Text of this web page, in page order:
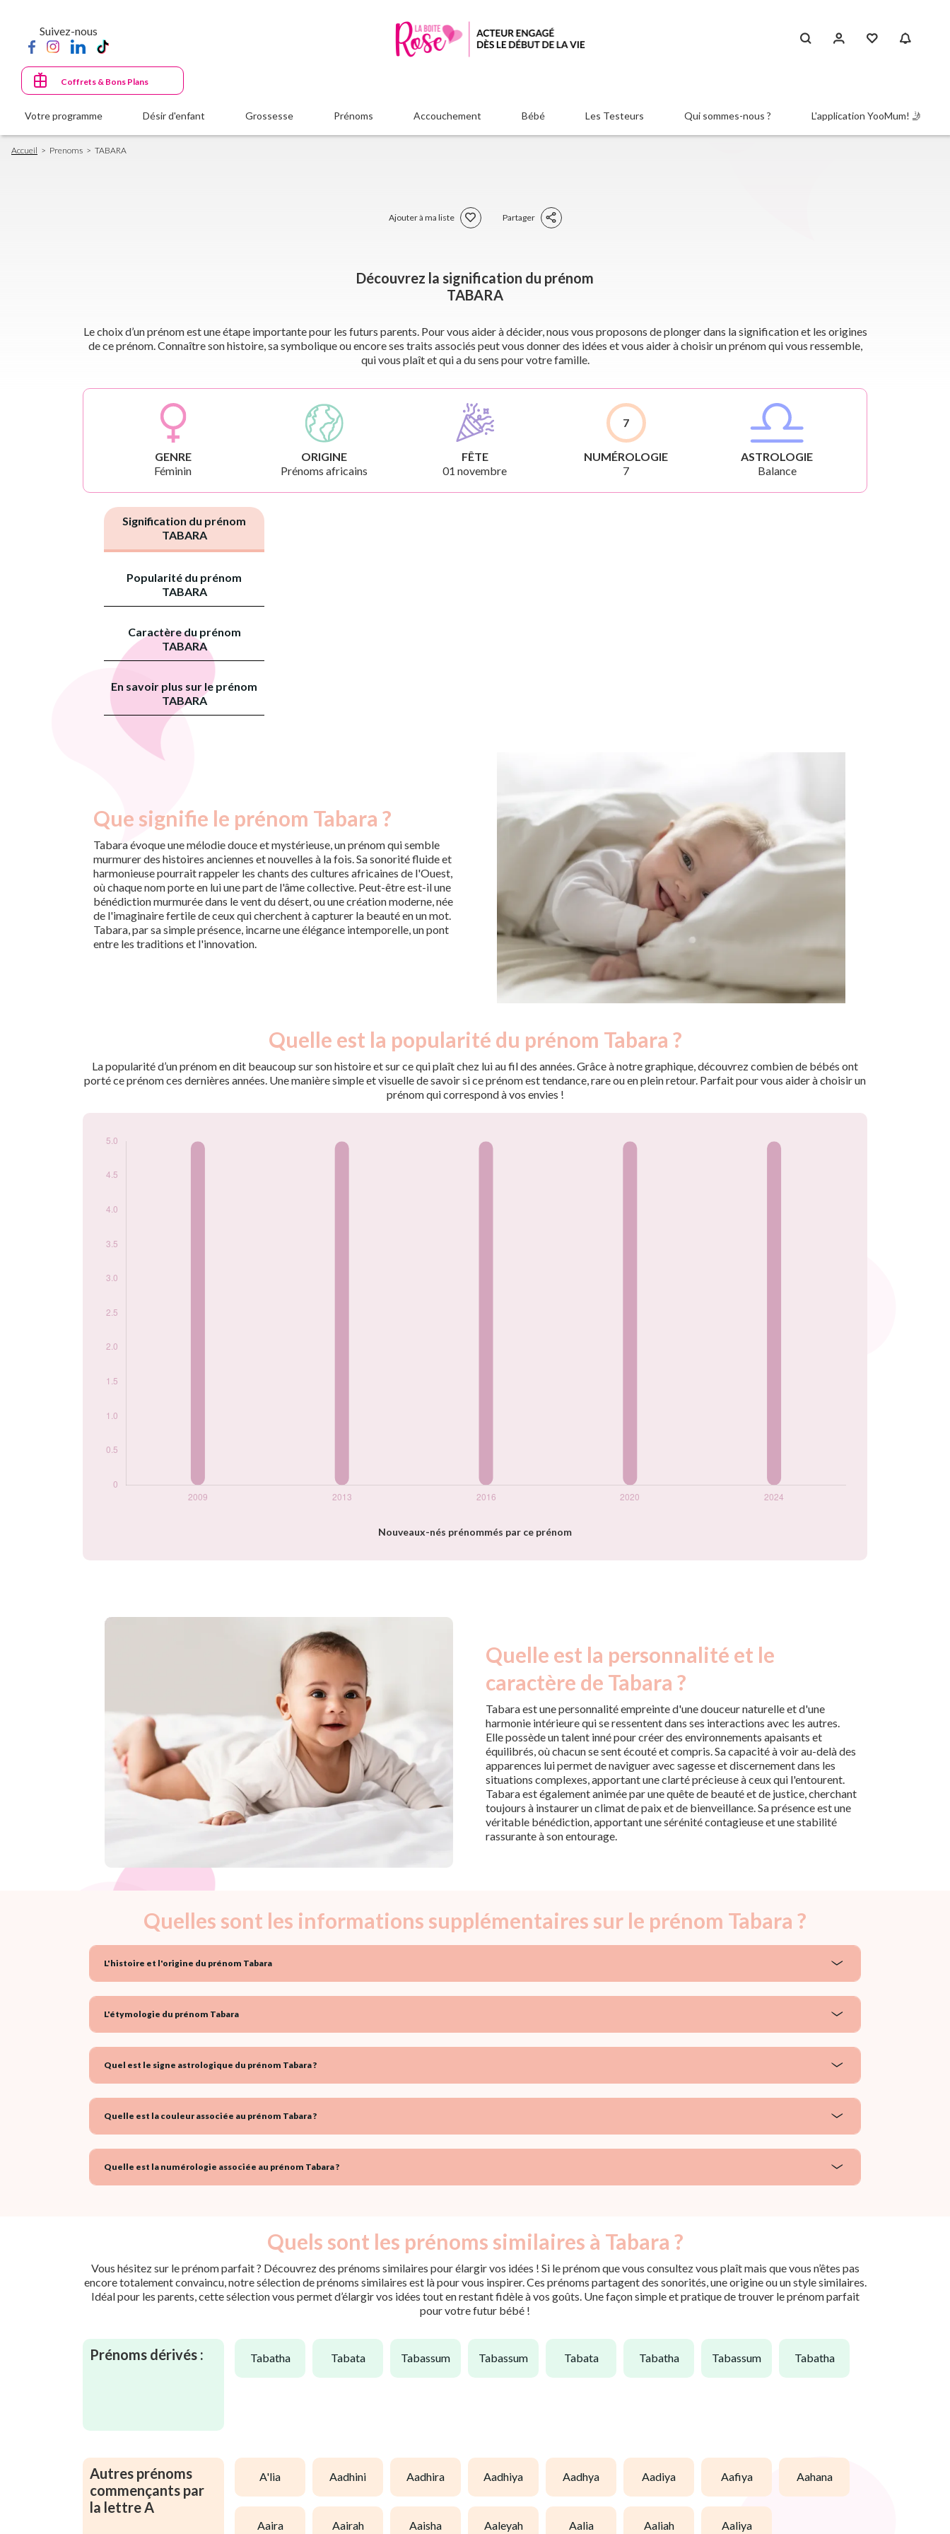
principal
Suivez-nous
Coffrets & Bons Plans
Votre programme Désir d'enfant Grossesse Prénoms Accouchement Bébé Les Testeurs Qui sommes-nous ? L'application YooMum! 🤳
Fil
d'Ariane
Accueil Prenoms TABARA
Ajouter à ma liste Partager
Découvrez la signification du prénom
TABARA
Le choix d’un prénom est une étape importante pour les futurs parents. Pour vous aider à décider, nous vous proposons de plonger dans la signification et les origines
de ce prénom. Connaître son histoire, sa symbolique ou encore ses traits associés peut vous donner des idées et vous aider à choisir un prénom qui vous ressemble,
qui vous plaît et qui a du sens pour votre famille.
GENRE
Féminin
ORIGINE
Prénoms africains
FÊTE
01 novembre
7
NUMÉROLOGIE
7
ASTROLOGIE
Balance
Signification du prénom
TABARA
Popularité du prénom
TABARA
Caractère du prénom
TABARA
En savoir plus sur le prénom
TABARA
Que signifie le prénom Tabara ?
Tabara évoque une mélodie douce et mystérieuse, un prénom qui semble
murmurer des histoires anciennes et nouvelles à la fois. Sa sonorité fluide et
harmonieuse pourrait rappeler les chants des cultures africaines de l'Ouest,
où chaque nom porte en lui une part de l'âme collective. Peut-être est-il une
bénédiction murmurée dans le vent du désert, ou une création moderne, née
de l'imaginaire fertile de ceux qui cherchent à capturer la beauté en un mot.
Tabara, par sa simple présence, incarne une élégance intemporelle, un pont
entre les traditions et l'innovation.
Quelle est la popularité du prénom Tabara ?
La popularité d’un prénom en dit beaucoup sur son histoire et sur ce qui plaît chez lui au fil des années. Grâce à notre graphique, découvrez combien de bébés ont
porté ce prénom ces dernières années. Une manière simple et visuelle de savoir si ce prénom est tendance, rare ou en plein retour. Parfait pour vous aider à choisir un
prénom qui correspond à vos envies !
Nouveaux-nés prénommés par ce prénom
Popularité du
année
2009
5
2013
5
Quelle est la personnalité et le
caractère de Tabara ?
Tabara est une personnalité empreinte d'une douceur naturelle et d'une
harmonie intérieure qui se ressentent dans ses interactions avec les autres.
Elle possède un talent inné pour créer des environnements apaisants et
équilibrés, où chacun se sent écouté et compris. Sa capacité à voir au-delà des
apparences lui permet de naviguer avec sagesse et discernement dans les
situations complexes, apportant une clarté précieuse à ceux qui l'entourent.
Tabara est également animée par une quête de beauté et de justice, cherchant
toujours à instaurer un climat de paix et de bienveillance. Sa présence est une
véritable bénédiction, apportant une sérénité contagieuse et une stabilité
rassurante à son entourage.
Quelles sont les informations supplémentaires sur le prénom Tabara ?
L'histoire et l'origine du prénom Tabara
L'étymologie du prénom Tabara
Quel est le signe astrologique du prénom Tabara ?
Quelle est la couleur associée au prénom Tabara ?
Quelle est la numérologie associée au prénom Tabara ?
Quels sont les prénoms similaires à Tabara ?
Vous hésitez sur le prénom parfait ? Découvrez des prénoms similaires pour élargir vos idées ! Si le prénom que vous consultez vous plaît mais que vous n’êtes pas
encore totalement convaincu, notre sélection de prénoms similaires est là pour vous inspirer. Ces prénoms partagent des sonorités, une origine ou un style similaires.
Idéal pour les parents, cette sélection vous permet d’élargir vos idées tout en restant fidèle à vos goûts. Une façon simple et pratique de trouver le prénom parfait
pour votre futur bébé !
Prénoms dérivés : tabatha tabata tabassum tabassum tabata tabatha tabassum tabatha
Autres prénoms
commençants par
la lettre A
a'lia aadhini aadhira aadhiya aadhya aadiya aafiya aahana
aaira aairah aaisha aaleyah aalia aaliah aaliya